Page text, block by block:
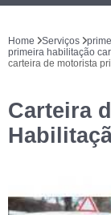
Home Serviços
primeira habilitação
carteira de motorista
Carteira